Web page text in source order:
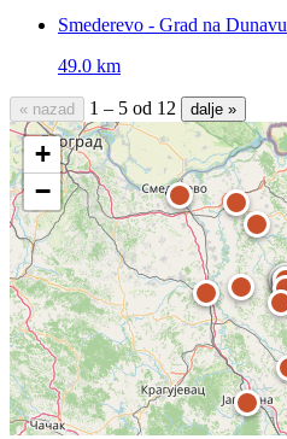
Smederevo - Grad na Dunavu
49.0 km
« nazad 1 – 5 od 12 dalje »
+
−